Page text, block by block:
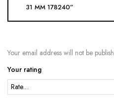
31 MM 178240”
Your email address will not be
Your rating